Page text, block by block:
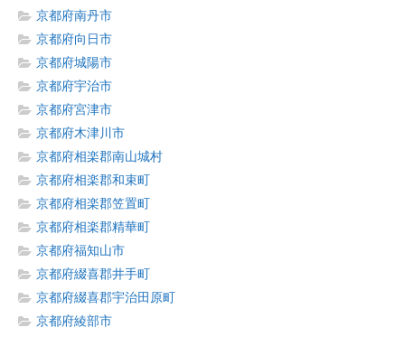
京都府南丹市
京都府向日市
京都府城陽市
京都府宇治市
京都府宮津市
京都府木津川市
京都府相楽郡南山城村
京都府相楽郡和束町
京都府相楽郡笠置町
京都府相楽郡精華町
京都府福知山市
京都府綴喜郡井手町
京都府綴喜郡宇治田原町
京都府綾部市